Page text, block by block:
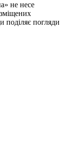
не несе
поділяє погляди